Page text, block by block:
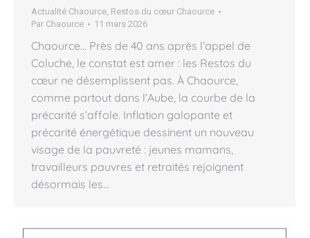
Actualité Chaource Restos du cœur Chaource
Par Chaource 11 mars 2026
Chaource… Près de 40 ans après l’appel de
Coluche, le constat est amer : les Restos du
cœur ne désemplissent pas. À Chaource,
comme partout dans l’Aube, la courbe de la
précarité s’affole. Inflation galopante et
précarité énergétique dessinent un nouveau
visage de la pauvreté : jeunes mamans,
travailleurs pauvres et retraités rejoignent
désormais les…